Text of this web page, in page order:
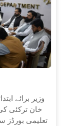
وزیر برائے
خان ترکئی
تعلیمی بورڈز